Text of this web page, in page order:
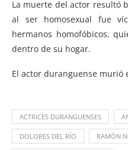
La muerte del actor resultó
al ser homosexual fue
hermanos homofóbicos,
dentro de su hogar.
El actor duranguense murió
ACTRICES DURANGUENSES
DOLORES DEL RÍO RAMÓN